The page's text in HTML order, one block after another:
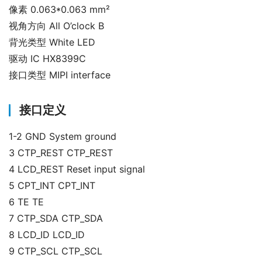
像素 0.063*0.063 mm²
视角方向 All O’clock B
背光类型 White LED
驱动 IC HX8399C
接口类型 MIPI interface
接口定义
1-2 GND System ground
3 CTP_REST CTP_REST
4 LCD_REST Reset input signal
5 CPT_INT CPT_INT
6 TE TE
7 CTP_SDA CTP_SDA
8 LCD_ID LCD_ID
9 CTP_SCL CTP_SCL